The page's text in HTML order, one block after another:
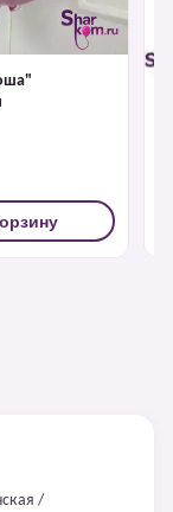
/